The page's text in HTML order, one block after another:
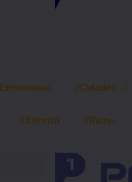
Entrevistas //Cidades
//Xilindró //Reino